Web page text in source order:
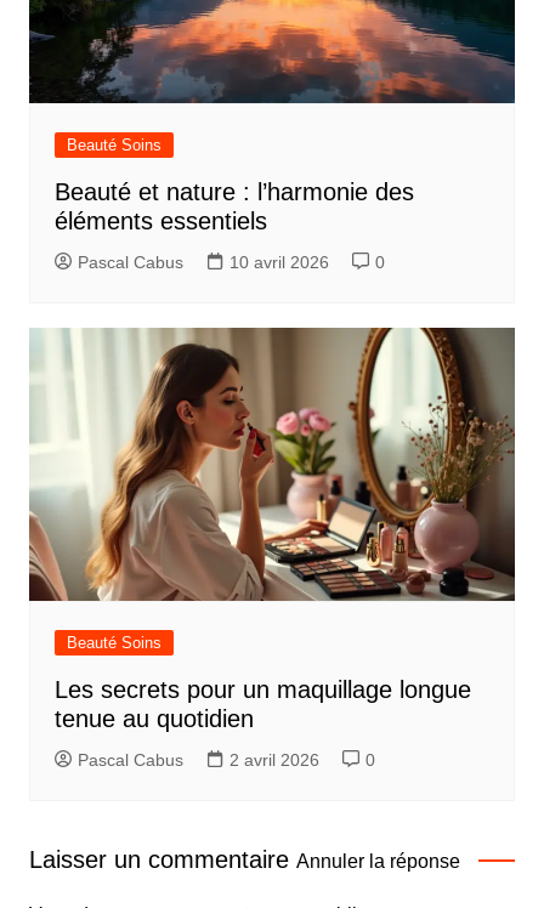
Beauté Soins
Beauté et nature : l’harmonie des
éléments essentiels
Pascal Cabus 10 avril 2026 0
Beauté Soins
Les secrets pour un maquillage longue
tenue au quotidien
Pascal Cabus 2 avril 2026 0
Laisser un commentaire Annuler la réponse